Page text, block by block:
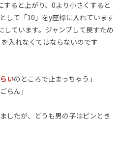
ると上がり、0より小さくすると
して「10」をy座標に入れています
ています。ジャンプして戻すため
入れなくてはならないのです
いのところで止まっちゃう」
らん」
したが、どうも男の子はピンとき